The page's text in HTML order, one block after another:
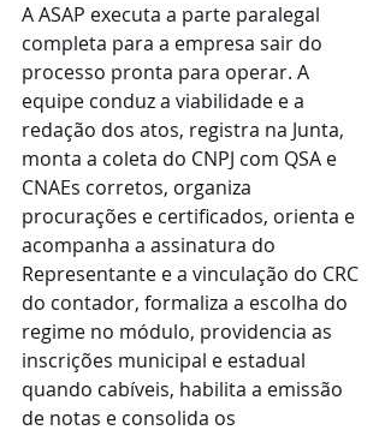
A ASAP executa a parte paralegal
completa para a empresa sair do
processo pronta para operar. A
equipe conduz a viabilidade e a
redação dos atos, registra na Junta,
monta a coleta do CNPJ com QSA e
CNAEs corretos, organiza
procurações e certificados, orienta e
acompanha a assinatura do
Representante e a vinculação do CRC
do contador, formaliza a escolha do
regime no módulo, providencia as
inscrições municipal e estadual
quando cabíveis, habilita a emissão
de notas e consolida os